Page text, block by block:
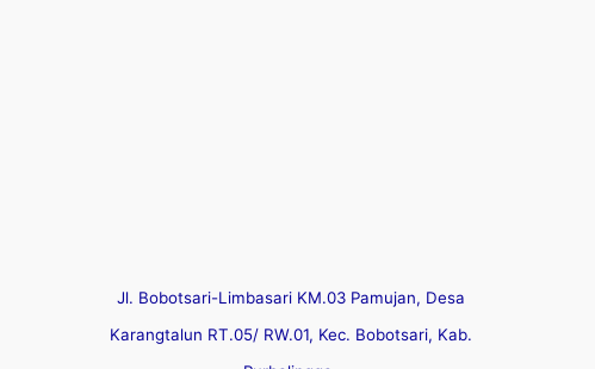
Jl. Bobotsari-Limbasari KM.03 Pamujan, Desa
Karangtalun RT.05/ RW.01, Kec. Bobotsari, Kab.